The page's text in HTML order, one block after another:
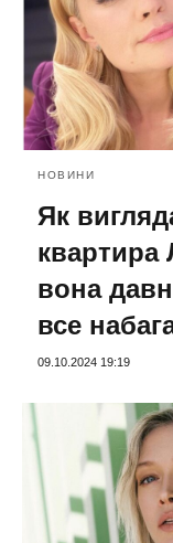
НОВИНИ
Як
квартира
вона
все
09.10.2024 19:19